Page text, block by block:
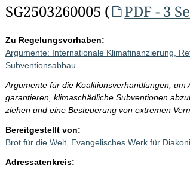
SG2503260005 (
PDF - 3
Zu Regelungsvorhaben:
Argumente: Internationale Klimafinanzierung,
Subventionsabbau
Argumente für die Koalitionsverhandlungen,
garantieren, klimaschädliche Subventionen
ziehen und eine Besteuerung von extremen
Bereitgestellt von:
Brot für die Welt, Evangelisches Werk für
Adressatenkreis: